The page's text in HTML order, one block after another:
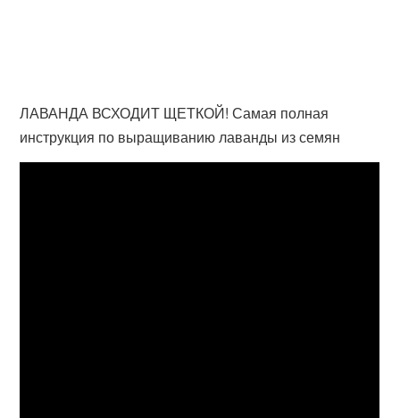
ЛАВАНДА ВСХОДИТ ЩЕТКОЙ! Самая полная
инструкция по выращиванию лаванды из семян